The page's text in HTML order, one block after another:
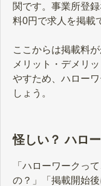
関です。事業所登
料0円で求人を掲載
ここからは掲載料
メリット・デメリ
やすため、ハロー
しょう。
怪しい？ ハロ
「ハローワークっ
の？」「掲載開始